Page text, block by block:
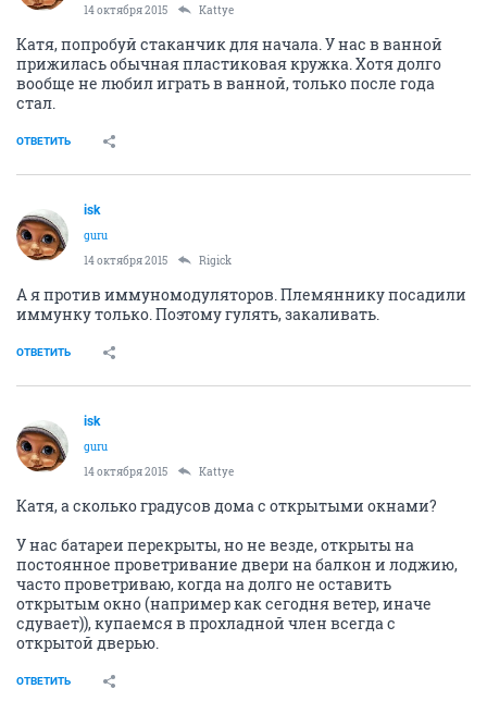
14 октября 2015
Kattye
Катя, попробуй стаканчик для начала. У нас в ванной
прижилась обычная пластиковая кружка. Хотя долго
вообще не любил играть в ванной, только после года
стал.
ОТВЕТИТЬ
isk
guru
14 октября 2015
Rigick
А я против иммуномодуляторов. Племяннику посадили
иммунку только. Поэтому гулять, закаливать.
ОТВЕТИТЬ
isk
guru
14 октября 2015
Kattye
Катя, а сколько градусов дома с открытыми окнами?
У нас батареи перекрыты, но не везде, открыты на
постоянное проветривание двери на балкон и лоджию,
часто проветриваю, когда на долго не оставить
открытым окно (например как сегодня ветер, иначе
сдувает)), купаемся в прохладной член всегда с
открытой дверью.
ОТВЕТИТЬ